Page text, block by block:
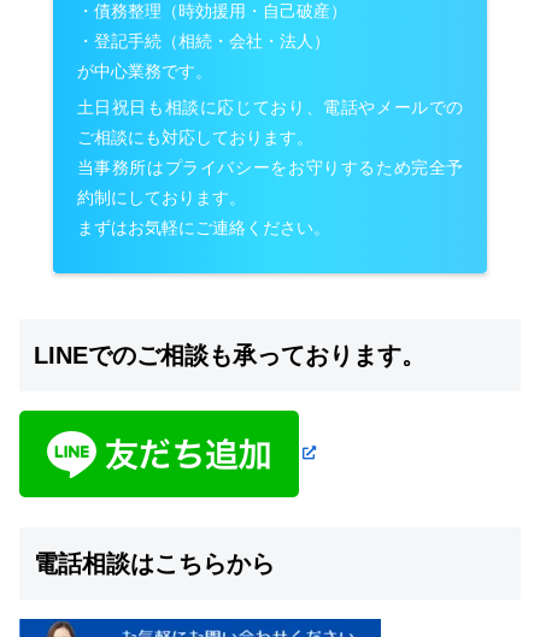
・債務整理（時効援用・自己破産）
・登記手続（相続・会社・法人）
が中心業務です。
土日祝日も相談に応じており、電話やメールでの
ご相談にも対応しております。
当事務所はプライバシーをお守りするため完全予
約制にしております。
まずはお気軽にご連絡ください。
LINEでのご相談も承っております。
電話相談はこちらから